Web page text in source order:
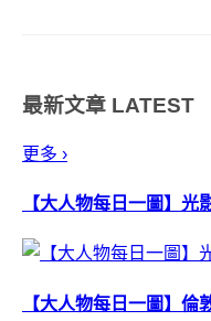
最新文章 LATEST
更多 ›
【大人物每日一圖】光
【大人物每日一圖】